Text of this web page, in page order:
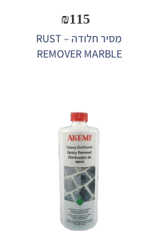
₪115
מסיר חלודה – RUST
REMOVER MARBLE